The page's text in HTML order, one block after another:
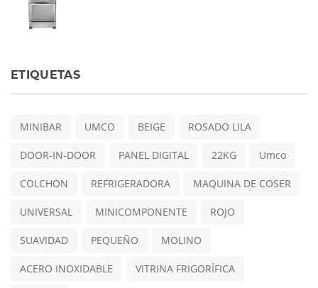
ETIQUETAS
MINIBAR UMCO BEIGE ROSADO LILA
DOOR-IN-DOOR PANEL DIGITAL 22KG Umco
COLCHON REFRIGERADORA MAQUINA DE COSER
UNIVERSAL MINICOMPONENTE ROJO
SUAVIDAD PEQUEÑO MOLINO
ACERO INOXIDABLE VITRINA FRIGORÍFICA